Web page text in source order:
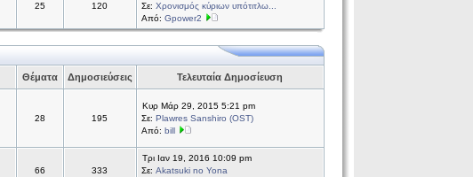
25 120
Σε: Χρονισμός κύριων υπότιτλω...
Από: Gpower2
Θέματα Δημοσιεύσεις Τελευταία Δημοσίευση
28 195
Κυρ Μάρ 29, 2015 5:21 pm
Σε: Plawres Sanshiro (OST)
Από: bill
66 333
Τρι Ιαν 19, 2016 10:09 pm
Σε: Akatsuki no Yona